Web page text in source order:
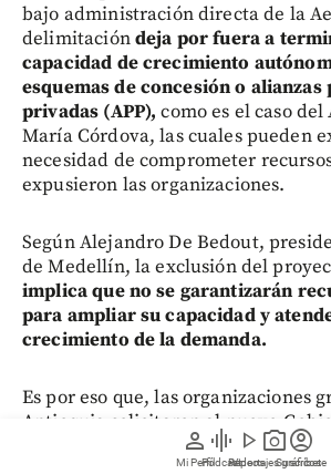
person
Mi Perfil
graphic_eq
Pódcast
play_arrow
Videos
photo_camera
Reportajes gráficos
account_circle
Suscríbete
bajo administración directa de la
delimitacióndeja por fuera a
capacidad de crecimiento
esquemas de concesión o alianzas
privadas (APP), como es el caso
María Córdova, las cuales pueden
necesidad de comprometer
expusieron las organizaciones.
Según Alejandro De Bedout,
de Medellín, la exclusión del
implica que no se garantizarán
para ampliar su capacidad y
crecimiento de la demanda.
Es por eso que, las organizaciones
Antioquia solicitaron al nuevo
en una reunión sostenida con la